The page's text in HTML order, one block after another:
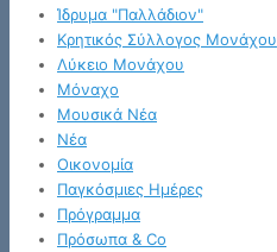
Ίδρυμα "Παλλάδιον"
Κρητικός Σύλλογος Μονάχου
Λύκειο Μονάχου
Μόναχο
Μουσικά Νέα
Νέα
Οικονομία
Παγκόσμιες Ημέρες
Πρόγραμμα
Πρόσωπα & Co